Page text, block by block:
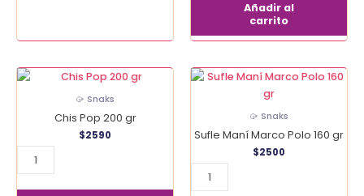
Añadir al
carrito
🥠 Snaks
Chis Pop 200 gr
$2590
Chis
cantidad
🥠 Snaks
Sufle Maní Marco Polo 160 gr
$2500
Sufle
gr
cantidad